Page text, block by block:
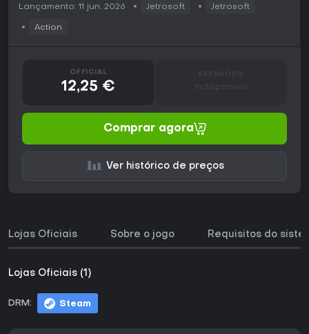
Lançamento: 11 jun. 2026 Jetrosoft Jetrosoft
Action
OFFICIAL
12,25 € Indisponível
Comprar agora
Ver histórico de preços
Lojas Oficiais Sobre o jogo Requisitos do
Lojas Oficiais (1)
DRM: Steam